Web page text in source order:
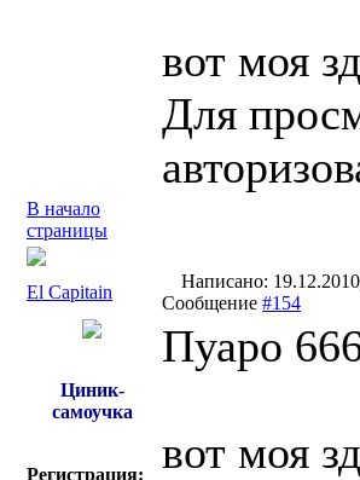
вот моя
Для
В начало
страницы
El Capitain
Написано:
Сообщение #154
Циник-
самоучка
Регистрация:
Пуаро
вот моя